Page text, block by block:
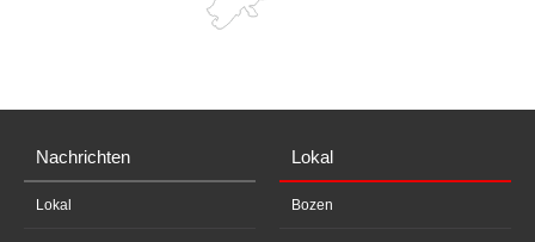
Nachrichten
Lokal
Lokal
Bozen